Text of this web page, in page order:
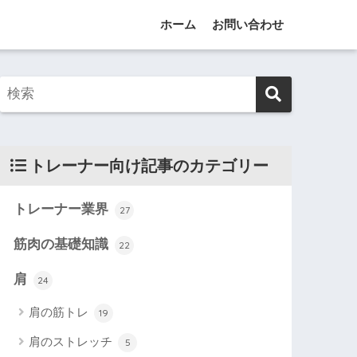
ホーム お問い合わせ
トレーナー向け記事のカテゴリー
トレーナー業界 27
筋肉の基礎知識 22
肩 24
肩の筋トレ 19
肩のストレッチ 5